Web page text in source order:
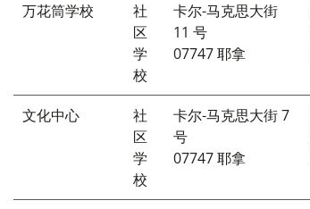
万花筒学校
社
区
学
校
卡尔-马克思大街
11 号
07747 耶拿
文化中心
社
区
学
校
卡尔-马克思大街 7
号
07747 耶拿